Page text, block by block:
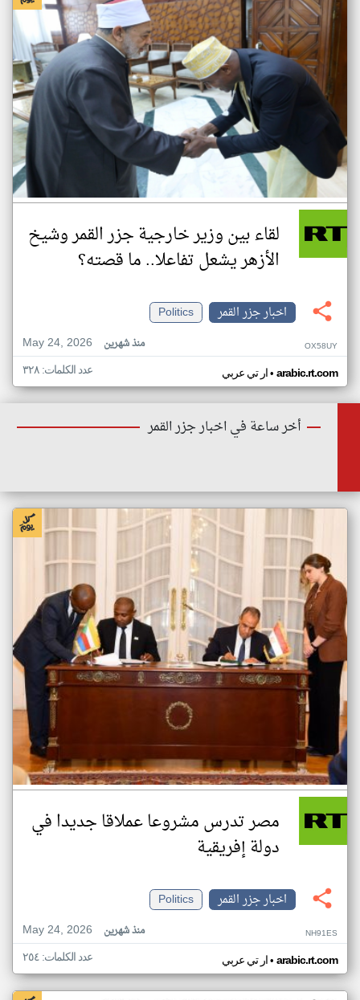
لقاء بين وزير خارجية جزر القمر وشيخ
الأزهر يشعل تفاعلا.. ما قصته؟
اخبار جزر القمر
Politics
May 24, 2026
منذ شهرين OX58UY
ار تي عربي• arabic.rt.com عدد الكلمات: ٣٢٨
أخر ساعة في اخبار جزر القمر
مصر تدرس مشروعا عملاقا جديدا في
دولة إفريقية
اخبار جزر القمر
Politics
May 24, 2026
منذ شهرين NH91ES
ار تي عربي• arabic.rt.com عدد الكلمات: ٢٥٤